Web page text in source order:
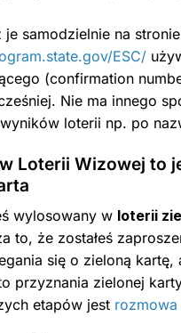
je samodzielnie na stronie
ESC/
(confirmation
Nie ma innego
loterii np. po
Loterii Wizowej to
wylosowany w loterii
to, że zostałeś
się o zieloną kartę,
przyznania zielonej
etapów jest rozmowa